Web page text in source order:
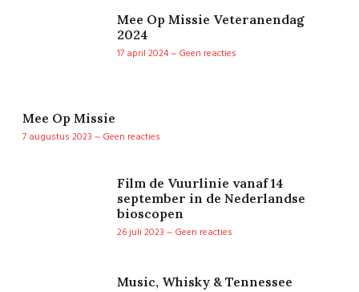
Mee Op Missie Veteranendag
2024
17 april 2024
Geen reacties
Mee Op Missie
7 augustus 2023
Geen reacties
Film de Vuurlinie vanaf 14
september in de Nederlandse
bioscopen
26 juli 2023
Geen reacties
Music, Whisky & Tennessee